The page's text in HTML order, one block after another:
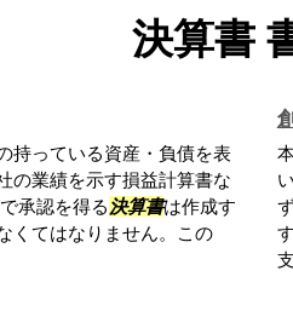
決算書
持っている資産・負債を表
の業績を示す損益計算書な
承認を得る 決算書は作成す
くてはなりません。この